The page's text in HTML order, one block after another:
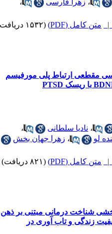
،زهرا فارسی
،
متن کامل (PDF) (۱۵۳۲ دریافت)
مقطعی ارتباط پلی مورفیسم
،نادیا سلطانی
،
لو ،زهرا جهان بخش
متن کامل (PDF) (۸۲۱ دریافت)
شناخت درمانی مبتنی بر ذهن
زندگی و تاب آوری در